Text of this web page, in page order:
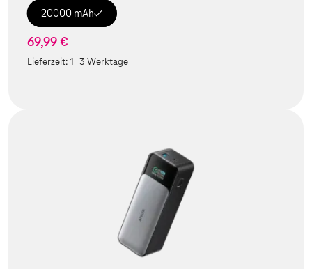
20000 mAh
69,99 €
Lieferzeit:1-3 Werktage